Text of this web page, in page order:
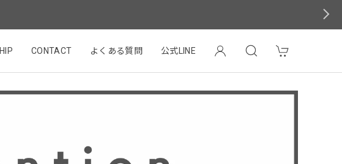
CONTACT よくある質問 公式LINE